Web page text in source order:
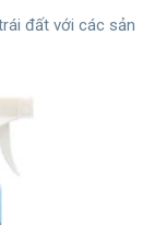
đất với các sản